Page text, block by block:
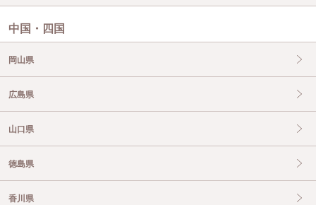
中国・四国
岡山県
広島県
山口県
徳島県
香川県